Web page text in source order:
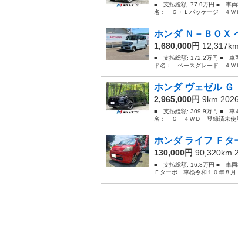
■ 支払総額: 77.9万円 ■ 車
名： Ｇ・Ｌパッケージ ４
ホンダ Ｎ－ＢＯ
1,680,000円
■ 支払総額: 172.2万円 ■ 車
ド名： ベースグレード ４Ｗ
ホンダ ヴェゼル
2,965,000円 9km
■ 支払総額: 309.9万円 ■ 車
名： Ｇ ４ＷＤ 登録済未使
ホンダ ライフ Ｆ
130,000円 90,320km
■ 支払総額: 16.8万円 ■ 車
Ｆターボ 車検令和１０年８